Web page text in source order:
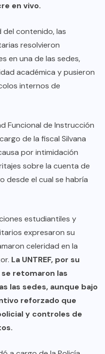
en vivo.
del contenido, las
resolvieron
en una de las sedes,
académica y pusieron
internos de
Funcional de Instrucción
de la fiscal Silvana
por intimidación
sobre la cuenta de
desde el cual se habría
estudiantiles y
expresaron su
celeridad en la
La UNTREF, por su
retomaron las
las sedes, aunque bajo
reforzado que
y controles de